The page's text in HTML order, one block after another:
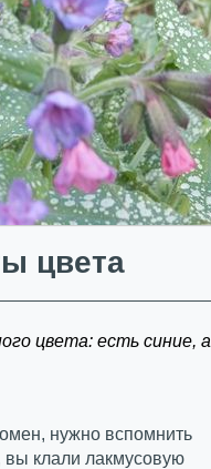
цвета
цвета: есть синие, а
нужно вспомнить
клали лакмусовую